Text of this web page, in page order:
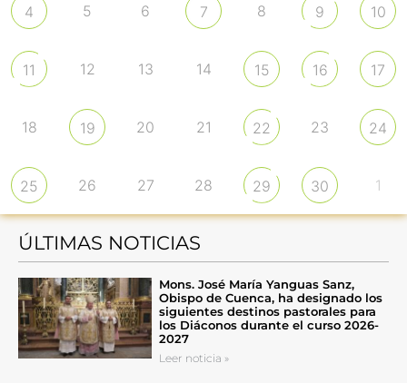
4 5 6 7 8 9 10
11 12 13 14 15 16 17
18 19 20 21 22 23 24
25 26 27 28 29 30 1
ÚLTIMAS NOTICIAS
Mons. José María Yanguas Sanz,
Obispo de Cuenca, ha designado los
siguientes destinos pastorales para
los Diáconos durante el curso 2026-
2027
Leer noticia »